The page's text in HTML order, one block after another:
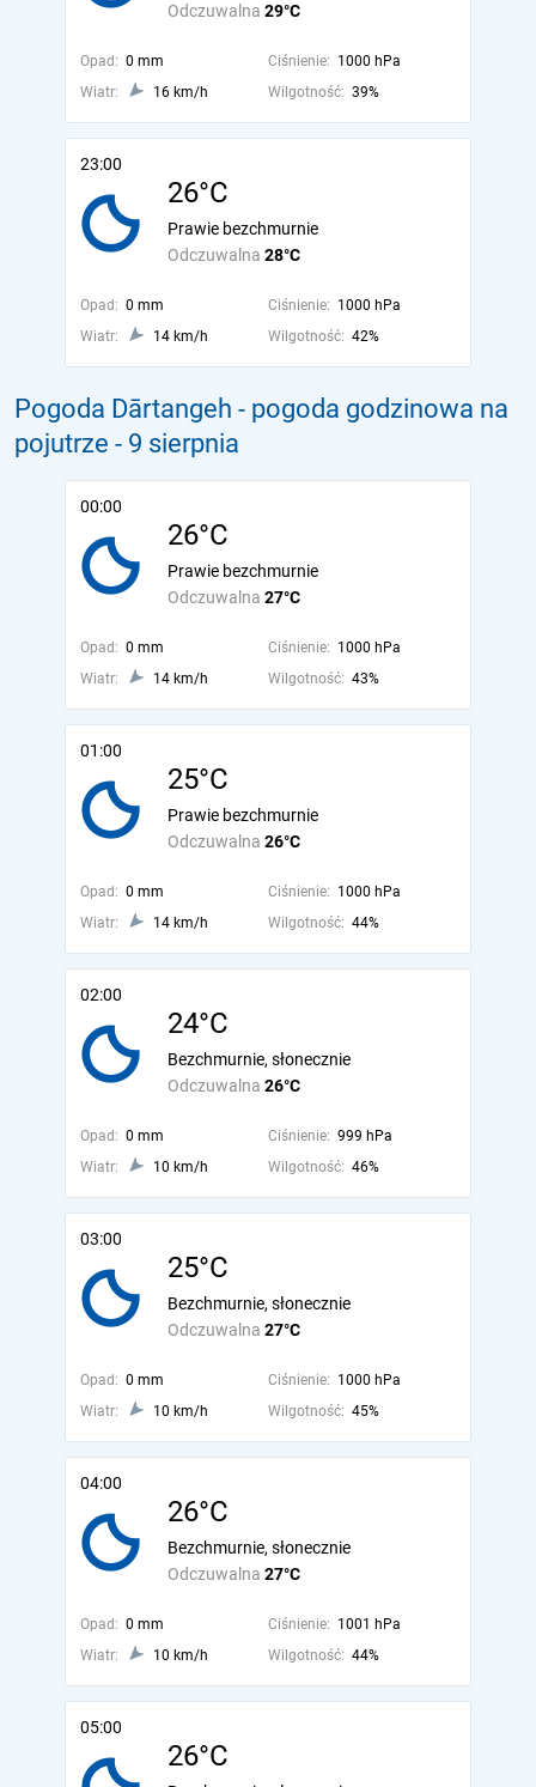
Odczuwalna 29°C
Opad: 0 mm Ciśnienie: 1000 hPa
Wiatr:
16 km/h Wilgotność: 39%
23:00
26°C
Odczuwalna 28°C
Prawie bezchmurnie
Opad: 0 mm Ciśnienie: 1000 hPa
Wiatr:
14 km/h Wilgotność: 42%
Pogoda Dārtangeh - pogoda godzinowa na
pojutrze - 9 sierpnia
00:00
26°C
Odczuwalna 27°C
Prawie bezchmurnie
Opad: 0 mm Ciśnienie: 1000 hPa
Wiatr:
14 km/h Wilgotność: 43%
01:00
25°C
Odczuwalna 26°C
Prawie bezchmurnie
Opad: 0 mm Ciśnienie: 1000 hPa
Wiatr:
14 km/h Wilgotność: 44%
02:00
24°C
Odczuwalna 26°C
Bezchmurnie, słonecznie
Opad: 0 mm Ciśnienie: 999 hPa
Wiatr:
10 km/h Wilgotność: 46%
03:00
25°C
Odczuwalna 27°C
Bezchmurnie, słonecznie
Opad: 0 mm Ciśnienie: 1000 hPa
Wiatr:
10 km/h Wilgotność: 45%
04:00
26°C
Odczuwalna 27°C
Bezchmurnie, słonecznie
Opad: 0 mm Ciśnienie: 1001 hPa
Wiatr:
10 km/h Wilgotność: 44%
05:00
26°C